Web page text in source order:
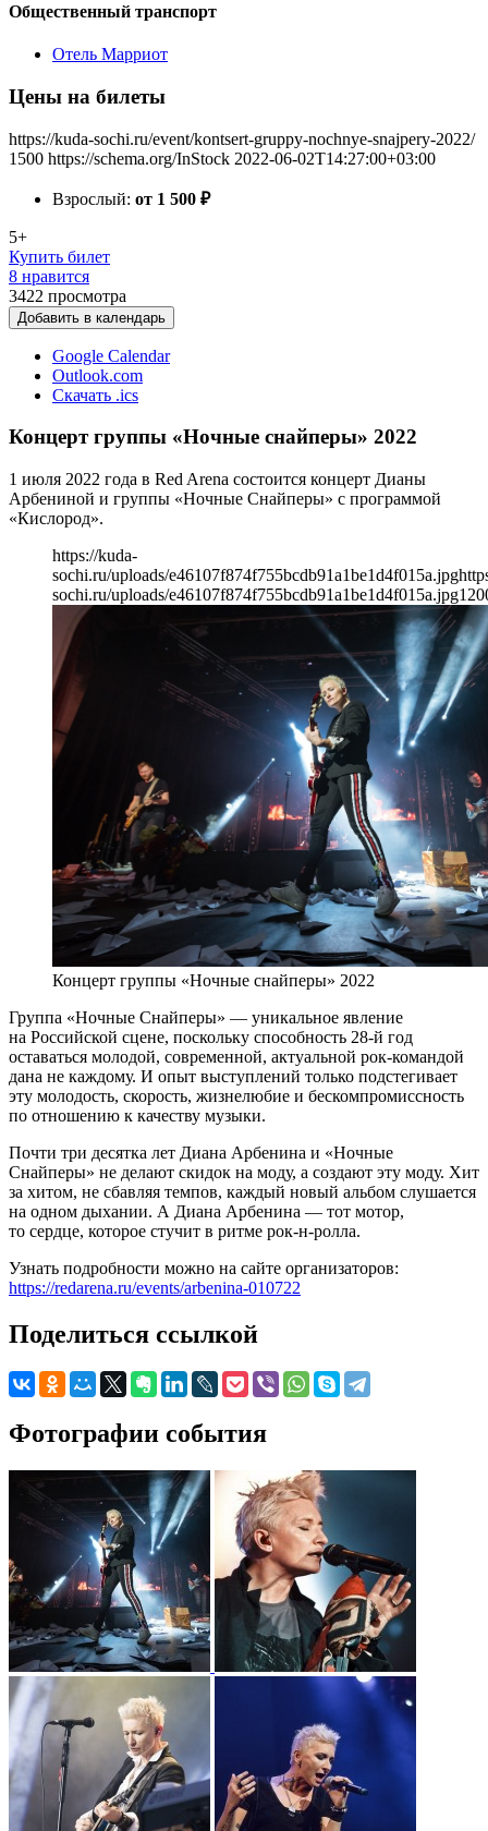
Общественный транспорт
Отель Марриот
Цены на билеты
https://kuda-sochi.ru/event/kontsert-gruppy-nochnye-snajpery-2022/
1500 https://schema.org/InStock 2022-06-02T14:27:00+03:00
Взрослый: от 1 500 ₽
5+
Купить билет
8 нравится
3422 просмотра
Добавить в календарь
Google Calendar
Outlook.com
Скачать .ics
Концерт группы «Ночные снайперы» 2022
1 июля 2022 года в Red Arena состоится концерт Дианы
Арбениной и группы «Ночные Снайперы» с программой
«Кислород».
https://kuda-
sochi.ru/uploads/e46107f874f755bcdb91a1be1d4f015a.jpg
sochi.ru/uploads/e46107f874f755bcdb91a1be1d4f015a.jpg
Концерт группы «Ночные снайперы» 2022
Группа «Ночные Снайперы» — уникальное явление
на Российской сцене, поскольку способность 28-й год
оставаться молодой, современной, актуальной рок-командой
дана не каждому. И опыт выступлений только подстегивает
эту молодость, скорость, жизнелюбие и бескомпромиссность
по отношению к качеству музыки.
Почти три десятка лет Диана Арбенина и «Ночные
Снайперы» не делают скидок на моду, а создают эту моду. Хит
за хитом, не сбавляя темпов, каждый новый альбом слушается
на одном дыхании. А Диана Арбенина — тот мотор,
то сердце, которое стучит в ритме рок-н-ролла.
Узнать подробности можно на сайте организаторов:
https://redarena.ru/events/arbenina-010722
Поделиться ссылкой
Фотографии события